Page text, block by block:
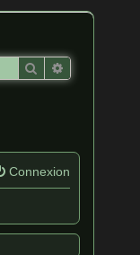
Rechercher
Connexion